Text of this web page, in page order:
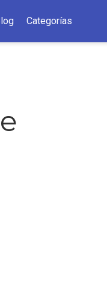
Categorías